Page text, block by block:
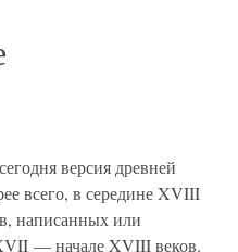
версия древней
всего, в середине XVIII
написанных или
— начале XVIII веков.